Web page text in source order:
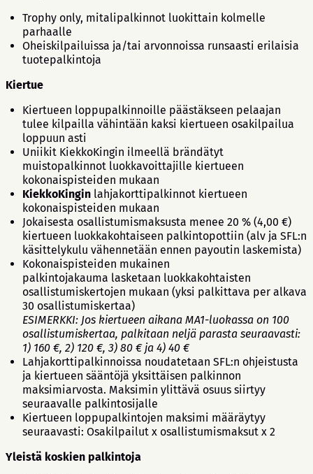
Trophy only, mitalipalkinnot luokittain kolmelle
parhaalle
Oheiskilpailuissa ja/tai arvonnoissa runsaasti erilaisia
tuotepalkintoja
Kiertue
Kiertueen loppupalkinnoille päästäkseen pelaajan
tulee kilpailla vähintään kaksi kiertueen osakilpailua
loppuun asti
Uniikit KiekkoKingin ilmeellä brändätyt
muistopalkinnot luokkavoittajille kiertueen
kokonaispisteiden mukaan
KiekkoKingin lahjakorttipalkinnot kiertueen
kokonaispisteiden mukaan
Jokaisesta osallistumismaksusta menee 20 % (4,00 €)
kiertueen luokkakohtaiseen palkintopottiin (alv ja SFL:n
käsittelykulu vähennetään ennen payoutin laskemista)
Kokonaispisteiden mukainen
palkintojakauma lasketaan luokkakohtaisten
osallistumiskertojen mukaan (yksi palkittava per alkava
30 osallistumiskertaa)
ESIMERKKI: Jos kiertueen aikana MA1-luokassa on 100
osallistumiskertaa, palkitaan neljä parasta seuraavasti:
1) 160 €, 2) 120 €, 3) 80 € ja 4) 40 €
Lahjakorttipalkinnoissa noudatetaan SFL:n ohjeistusta
ja kiertueen sääntöjä yksittäisen palkinnon
maksimiarvosta. Maksimin ylittävä osuus siirtyy
seuraavalle palkintosijalle
Kiertueen loppupalkintojen maksimi määräytyy
seuraavasti: Osakilpailut x osallistumismaksut x 2
Yleistä koskien palkintoja